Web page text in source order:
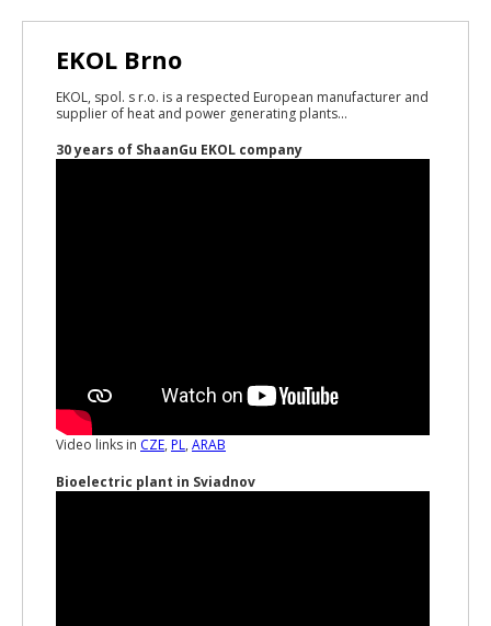
EKOL Brno
EKOL, spol. s r.o. is a respected European manufacturer and
supplier of heat and power generating plants...
30 years of ShaanGu EKOL company
Video links in CZE, PL, ARAB
Bioelectric plant in Sviadnov